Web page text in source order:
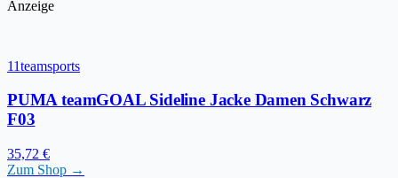
Anzeige
11teamsports
PUMA teamGOAL Sideline Jacke Damen Schwarz
F03
35,72 €
Zum Shop →